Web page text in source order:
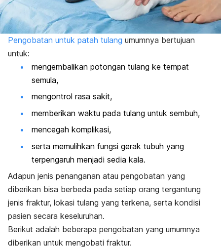
Pengobatan untuk patah tulang umumnya bertujuan
untuk:
mengembalikan potongan tulang ke tempat
semula,
mengontrol rasa sakit,
memberikan waktu pada tulang untuk sembuh,
mencegah komplikasi,
serta memulihkan fungsi gerak tubuh yang
terpengaruh menjadi sedia kala.
Adapun jenis penanganan atau pengobatan yang
diberikan bisa berbeda pada setiap orang tergantung
jenis fraktur, lokasi tulang yang terkena, serta kondisi
pasien secara keseluruhan.
Berikut adalah beberapa pengobatan yang umumnya
diberikan untuk mengobati fraktur.